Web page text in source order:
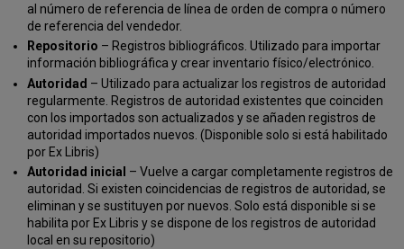
al número de referencia de línea de orden de compra o número
de referencia del vendedor.
Repositorio – Registros bibliográficos. Utilizado para importar
información bibliográfica y crear inventario físico/electrónico.
Autoridad – Utilizado para actualizar los registros de autoridad
regularmente. Registros de autoridad existentes que coinciden
con los importados son actualizados y se añaden registros de
autoridad importados nuevos. (Disponible solo si está habilitado
por Ex Libris)
Autoridad inicial – Vuelve a cargar completamente registros de
autoridad. Si existen coincidencias de registros de autoridad, se
eliminan y se sustituyen por nuevos. Solo está disponible si se
habilita por Ex Libris y se dispone de los registros de autoridad
local en su repositorio)